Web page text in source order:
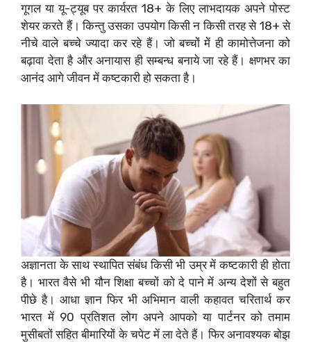
गूगल या यू-ट्यूब पर कार्यरत 18+ के लिए लाभदायक अपने पोस्ट
शेयर करते हैं। किन्तु उसका उपयोग किसी न किसी तरह से 18+ से
नीचे वाले बच्चे ज्यादा कर रहे हैं। जो बच्चों में ही कामोत्तेजना को
बढ़ावा देता है और अनायास ही सम्बन्ध बनाये जा रहे हैं। क्षणभर का
आनंद आगे जीवन में कष्टकारी हो सकता है।
अज्ञानता के साथ स्थापित संबंध किसी भी उम्र में कष्टकारी ही होता
है। भारत वैसे भी यौन शिक्षा बच्चों को दे पाने में अन्य देशों से बहुत
पीछे है। आधा ज्ञान फिर भी अभिमान वाली कहावत चरितार्थ कर
भारत में 90 प्रतिशत लोग अपने आपको या पार्टनर को तमाम
मुसीबतों सहित बीमारियों के चपेट में ला देते हैं। फिर अनावश्यक बोझ